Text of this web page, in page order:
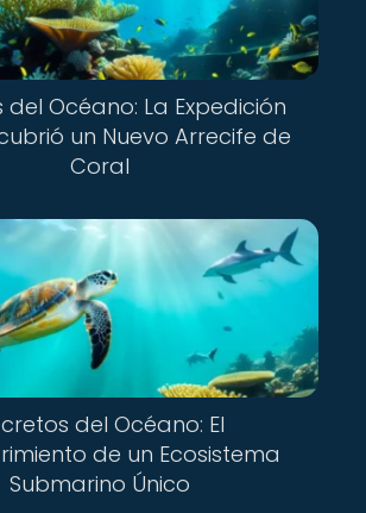
del Océano: La Expedición
un Nuevo Arrecife de
Coral
del Océano: El
de un Ecosistema
Submarino Único